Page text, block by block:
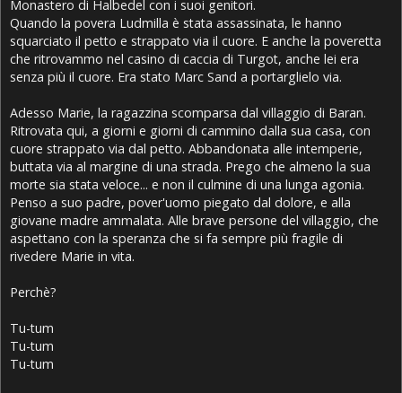
Monastero di Halbedel con i suoi genitori.
Quando la povera Ludmilla è stata assassinata, le hanno
squarciato il petto e strappato via il cuore. E anche la poveretta
che ritrovammo nel casino di caccia di Turgot, anche lei era
senza più il cuore. Era stato Marc Sand a portarglielo via.
Adesso Marie, la ragazzina scomparsa dal villaggio di Baran.
Ritrovata qui, a giorni e giorni di cammino dalla sua casa, con
cuore strappato via dal petto. Abbandonata alle intemperie,
buttata via al margine di una strada. Prego che almeno la sua
morte sia stata veloce... e non il culmine di una lunga agonia.
Penso a suo padre, pover'uomo piegato dal dolore, e alla
giovane madre ammalata. Alle brave persone del villaggio, che
aspettano con la speranza che si fa sempre più fragile di
rivedere Marie in vita.
Perchè?
Tu-tum
Tu-tum
Tu-tum